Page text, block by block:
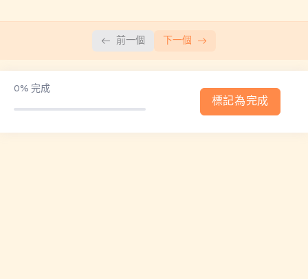
前一個 下一個
0% 完成
標記為完成